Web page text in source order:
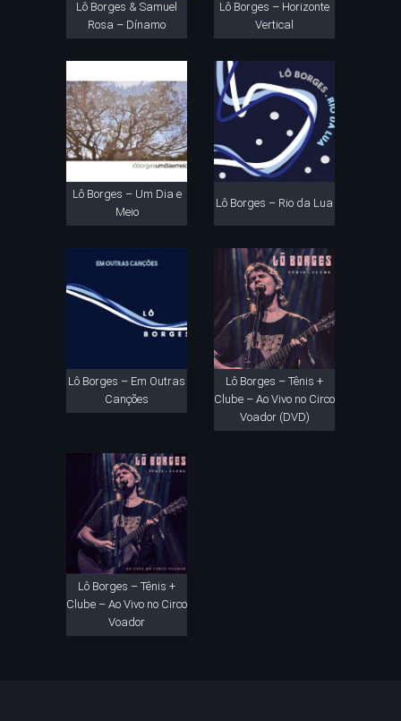
Lô Borges & Samuel
Rosa – Dínamo
Lô Borges – Horizonte
Vertical
Lô Borges – Um Dia e
Meio
Lô Borges – Rio da Lua
Lô Borges – Em Outras
Canções
Lô Borges – Tênis +
Clube – Ao Vivo no Circo
Voador (DVD)
Lô Borges – Tênis +
Clube – Ao Vivo no Circo
Voador